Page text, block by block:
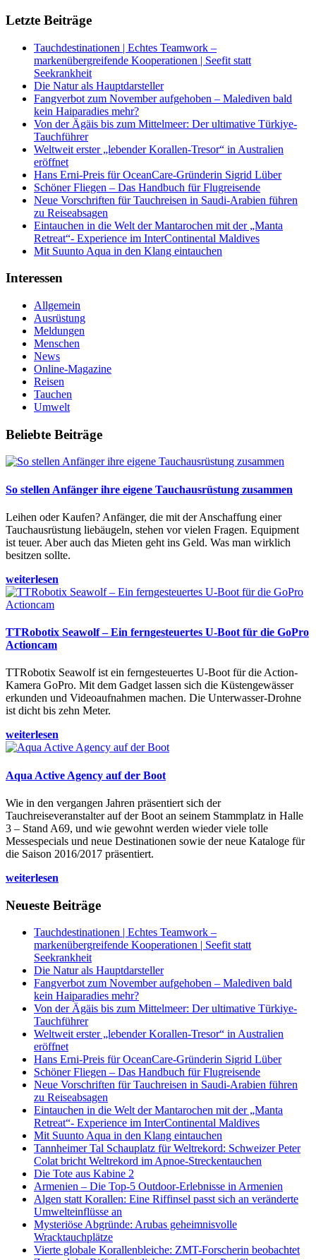
Letzte Beiträge
Tauchdestinationen | Echtes Teamwork –
markenübergreifende Kooperationen | Seefit statt
Seekrankheit
Die Natur als Hauptdarsteller
Fangverbot zum November aufgehoben – Malediven bald
kein Haiparadies mehr?
Von der Ägäis bis zum Mittelmeer: Der ultimative Türkiye-
Tauchführer
Weltweit erster „lebender Korallen-Tresor“ in Australien
eröffnet
Hans Erni-Preis für OceanCare-Gründerin Sigrid Lüber
Schöner Fliegen – Das Handbuch für Flugreisende
Neue Vorschriften für Tauchreisen in Saudi-Arabien führen
zu Reiseabsagen
Eintauchen in die Welt der Mantarochen mit der „Manta
Retreat“- Experience im InterContinental Maldives
Mit Suunto Aqua in den Klang eintauchen
Interessen
Allgemein
Ausrüstung
Meldungen
Menschen
News
Online-Magazine
Reisen
Tauchen
Umwelt
Beliebte Beiträge
So stellen Anfänger ihre eigene Tauchausrüstung zusammen
Leihen oder Kaufen? Anfänger, die mit der Anschaffung einer
Tauchausrüstung liebäugeln, stehen vor vielen Fragen. Equipment
ist teuer. Aber auch das Mieten geht ins Geld. Was man wirklich
besitzen sollte.
weiterlesen
TTRobotix Seawolf – Ein ferngesteuertes U-Boot für die GoPro
Actioncam
TTRobotix Seawolf ist ein ferngesteuertes U-Boot für die Action-
Kamera GoPro. Mit dem Gadget lassen sich die Küstengewässer
erkunden und Videoaufnahmen machen. Die Unterwasser-Drohne
ist dicht bis zehn Meter.
weiterlesen
Aqua Active Agency auf der Boot
Wie in den vergangen Jahren präsentiert sich der
Tauchreiseveranstalter auf der Boot an seinem Stammplatz in Halle
3 – Stand A69, und wie gewohnt werden wieder viele tolle
Messespecials und neue Destinationen sowie der neue Kataloge für
die Saison 2016/2017 präsentiert.
weiterlesen
Neueste Beiträge
Tauchdestinationen | Echtes Teamwork –
markenübergreifende Kooperationen | Seefit statt
Seekrankheit
Die Natur als Hauptdarsteller
Fangverbot zum November aufgehoben – Malediven bald
kein Haiparadies mehr?
Von der Ägäis bis zum Mittelmeer: Der ultimative Türkiye-
Tauchführer
Weltweit erster „lebender Korallen-Tresor“ in Australien
eröffnet
Hans Erni-Preis für OceanCare-Gründerin Sigrid Lüber
Schöner Fliegen – Das Handbuch für Flugreisende
Neue Vorschriften für Tauchreisen in Saudi-Arabien führen
zu Reiseabsagen
Eintauchen in die Welt der Mantarochen mit der „Manta
Retreat“- Experience im InterContinental Maldives
Mit Suunto Aqua in den Klang eintauchen
Tannheimer Tal Schauplatz für Weltrekord: Schweizer Peter
Colat bricht Weltrekord im Apnoe-Streckentauchen
Die Tote aus Kabine 2
Armenien – Die Top-5 Outdoor-Erlebnisse in Armenien
Algen statt Korallen: Eine Riffinsel passt sich an veränderte
Umwelteinflüsse an
Mysteriöse Abgründe: Arubas geheimnisvolle
Wracktauchplätze
Vierte globale Korallenbleiche: ZMT-Forscherin beobachtet